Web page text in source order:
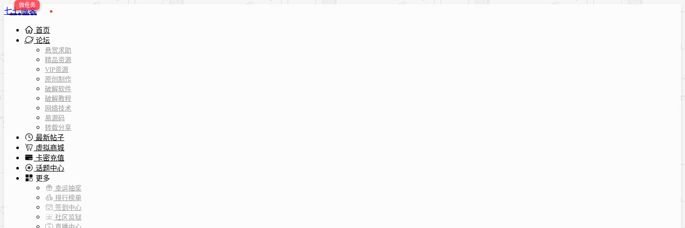
七七博客
首页
论坛
悬赏求助
精品资源
VIP资源
原创制作
破解软件
破解教程
网络技术
易源码
转载分享
最新帖子
虚拟商城
卡密充值
话题中心
更多
幸运抽奖
排行榜单
签到中心
社区监狱